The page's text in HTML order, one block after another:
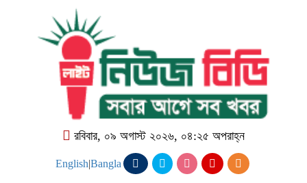
রবিবার, ০৯ অগাস্ট ২০২৬, ০৪:২৫ অপরাহ্ন
English|Bangla